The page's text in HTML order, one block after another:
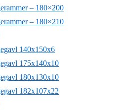
– 180×200
– 180×210
140x150x6
175x140x10
180x130x10
182x107x22